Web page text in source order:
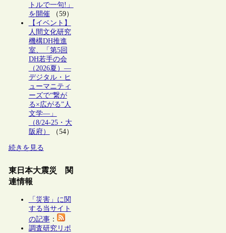
トルで一句!」
を開催（59）
【イベント】
人間文化研究
機構DH推進
室、「第5回
DH若手の会
（2026夏）―
デジタル・ヒ
ューマニティ
ーズで“繋が
る×広がる”人
文学―」
（8/24-25・大
阪府）
（54）
続きを見る
東日本大震災 関
連情報
「災害」に関
する当サイト
の記事：
調査研究リポ